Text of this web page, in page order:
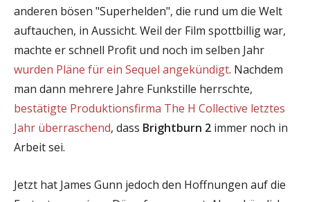
anderen bösen "Superhelden", die rund um die Welt
auftauchen, in Aussicht. Weil der Film spottbillig war,
machte er schnell Profit und noch im selben Jahr
wurden Pläne für ein Sequel angekündigt. Nachdem
man dann mehrere Jahre Funkstille herrschte,
bestätigte Produktionsfirma The H Collective letztes
Jahr überraschend, dass Brightburn 2 immer noch in
Arbeit sei.
Jetzt hat James Gunn jedoch den Hoffnungen auf die